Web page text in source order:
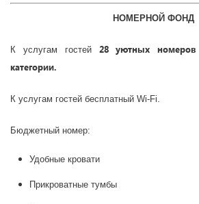
НОМЕРНОЙ ФОНД
К услугам гостей 28 уютных номеров
категории.
К услугам гостей бесплатный Wi-Fi.
Бюджетный номер:
Удобные кровати
Прикроватные тумбы